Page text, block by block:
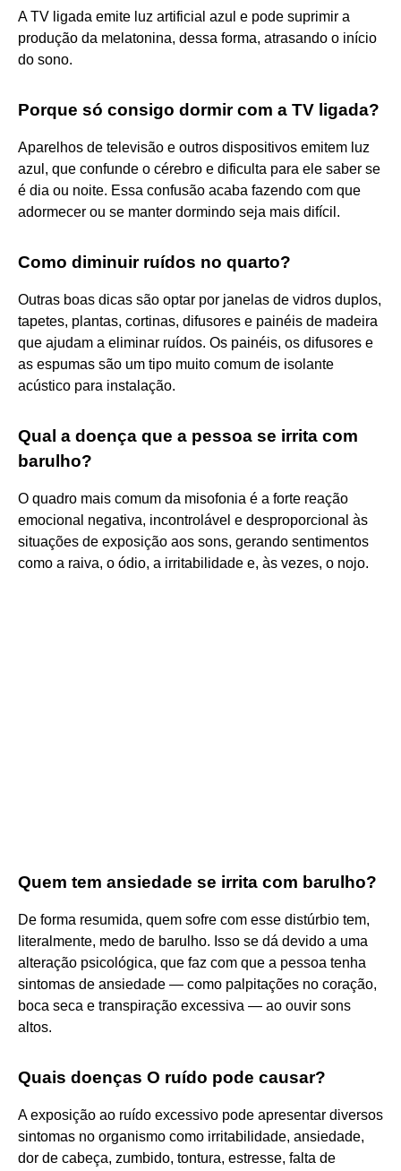
A TV ligada emite luz artificial azul e pode suprimir a
produção da melatonina, dessa forma, atrasando o início
do sono.
Porque só consigo dormir com a TV ligada?
Aparelhos de televisão e outros dispositivos emitem luz
azul, que confunde o cérebro e dificulta para ele saber se
é dia ou noite. Essa confusão acaba fazendo com que
adormecer ou se manter dormindo seja mais difícil.
Como diminuir ruídos no quarto?
Outras boas dicas são optar por janelas de vidros duplos,
tapetes, plantas, cortinas, difusores e painéis de madeira
que ajudam a eliminar ruídos. Os painéis, os difusores e
as espumas são um tipo muito comum de isolante
acústico para instalação.
Qual a doença que a pessoa se irrita com
barulho?
O quadro mais comum da misofonia é a forte reação
emocional negativa, incontrolável e desproporcional às
situações de exposição aos sons, gerando sentimentos
como a raiva, o ódio, a irritabilidade e, às vezes, o nojo.
Quem tem ansiedade se irrita com barulho?
De forma resumida, quem sofre com esse distúrbio tem,
literalmente, medo de barulho. Isso se dá devido a uma
alteração psicológica, que faz com que a pessoa tenha
sintomas de ansiedade — como palpitações no coração,
boca seca e transpiração excessiva — ao ouvir sons
altos.
Quais doenças O ruído pode causar?
A exposição ao ruído excessivo pode apresentar diversos
sintomas no organismo como irritabilidade, ansiedade,
dor de cabeça, zumbido, tontura, estresse, falta de